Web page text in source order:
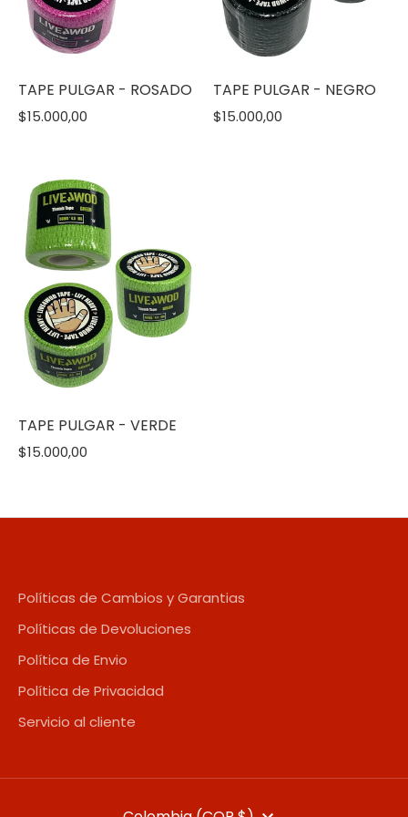
TAPE PULGAR - ROSADO
$15.000,00
TAPE PULGAR - NEGRO
$15.000,00
TAPE PULGAR - VERDE
$15.000,00
Políticas de Cambios y Garantias
Políticas de Devoluciones
Política de Envio
Política de Privacidad
Servicio al cliente